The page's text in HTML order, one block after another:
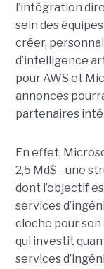
l’intégration
sein des
créer,
d’intelligence
pour AWS et
annonces
partenaires
En effet,
2,5 Md$ - une
dont l’objectif
services
cloche pour
qui investit
services